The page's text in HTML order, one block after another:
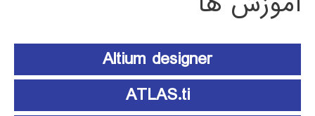
Altium designer
ATLAS.ti